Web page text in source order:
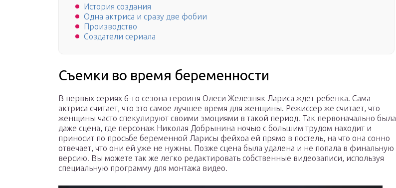
История создания
Одна актриса и сразу две фобии
Производство
Создатели сериала
Съемки во время беременности
В первых сериях 6-го сезона героиня Олеси Железняк Лариса ждет ребенка. Сама
актриса считает, что это самое лучшее время для женщины. Режиссер же считает, что
женщины часто спекулируют своими эмоциями в такой период. Так первоначально была
даже сцена, где персонаж Николая Добрынина ночью с большим трудом находит и
приносит по просьбе беременной Ларисы фейхоа ей прямо в постель, на что она сонно
отвечает, что они ей уже не нужны. Позже сцена была удалена и не попала в финальную
версию. Вы можете так же легко редактировать собственные видеозаписи, используя
специальную программу для монтажа видео.